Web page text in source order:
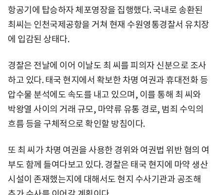
항공기에 탑승하자 체포영장을 집행했다. 국내로 송환된
최씨는 인천국제공항을 거쳐 현재 수원영통경찰서 유치장
에 입감된 상태다.
경찰은 전날에 이어 이날도 최 씨를 피의자 신분으로 조사
하고 있다. 태국 현지에서 확보한 차명 여권과 휴대전화 등
압수물 분석에도 속도를 내고 있으며, 이를 통해 최 씨와
박왕열 사이의 거래 규모, 마약류 유통 경로, 범죄 수익의
흐름 등을 구체적으로 확인할 방침이다.
또 최 씨가 차명 여권을 사용한 경위와 여권법 위반 혐의 여
부도 함께 들여다보고 있다. 경찰은 태국 현지에 마약 생산
시설이 존재했는지에 대해서도 현지 수사기관과 공조해